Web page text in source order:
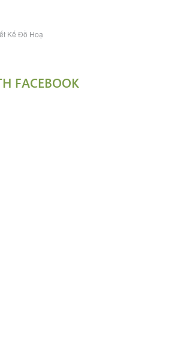
Kế Đồ Hoạ
FACEBOOK